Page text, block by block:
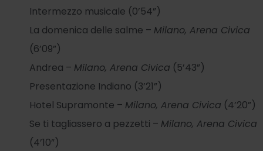
Intermezzo musicale (0’54”)
La domenica delle salme – Milano, Arena Civica
(6’09”)
Andrea – Milano, Arena Civica (5’43”)
Presentazione Indiano (3’21”)
Hotel Supramonte – Milano, Arena Civica (4’20”)
Se ti tagliassero a pezzetti – Milano, Arena Civica
(4’10”)